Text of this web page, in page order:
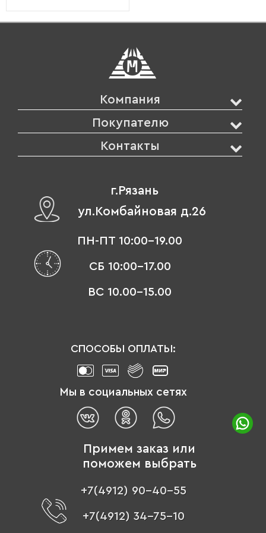
Компания
Покупателю
Контакты
г.Рязань
ул.Комбайновая д.26
ПН-ПТ 10:00-19.00
СБ 10:00-17.00
ВС 10.00-15.00
СПОСОБЫ ОПЛАТЫ:
Мы в социальных сетях
Примем заказ или
поможем выбрать
+7(4912) 90-40-55
+7(4912) 34-75-10